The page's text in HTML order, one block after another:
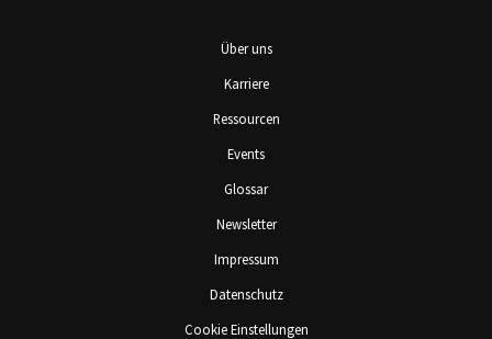
Über uns
Karriere
Ressourcen
Events
Glossar
Newsletter
Impressum
Datenschutz
Cookie Einstellungen